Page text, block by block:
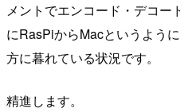
メントでエンコード・デコー
にRasPiからMacというよう
方に暮れている状況です。
精進します。